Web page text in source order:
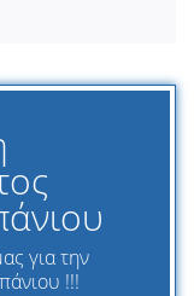
για την
!!!